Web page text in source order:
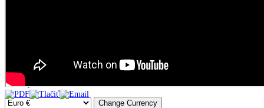
Prázdny košík